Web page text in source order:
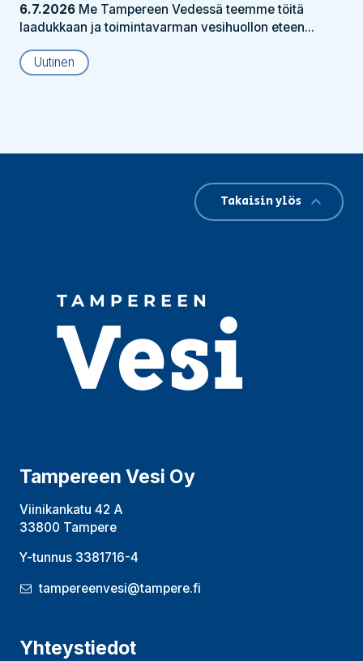
6.7.2026 Me Tampereen Vedessä teemme töitä
laadukkaan ja toimintavarman vesihuollon eteen...
Uutinen
Tampereen Vesi Oy
Viinikankatu 42 A
33800 Tampere
Y-tunnus 3381716-4
tampereenvesi@tampere.fi
Yhteystiedot
Takaisin ylös